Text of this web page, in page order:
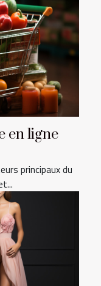
en ligne
principaux du